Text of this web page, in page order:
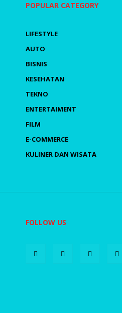
POPULAR CATEGORY
LIFESTYLE
AUTO
BISNIS
KESEHATAN
TEKNO
ENTERTAIMENT
FILM
E-COMMERCE
KULINER DAN WISATA
FOLLOW US